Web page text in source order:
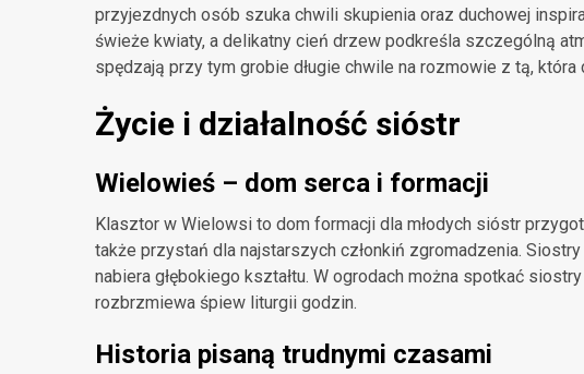
przyjezdnych osób szuka chwili skupienia oraz duchowej
świeże kwiaty, a delikatny cień drzew podkreśla szczególną
spędzają przy tym grobie długie chwile na rozmowie z tą,
Życie i działalność sióstr
Wielowieś – dom serca i formacji
Klasztor w Wielowsi to dom formacji dla młodych sióstr
także przystań dla najstarszych członkiń zgromadzenia.
nabiera głębokiego kształtu. W ogrodach można spotkać
rozbrzmiewa śpiew liturgii godzin.
Historia pisaną trudnymi czasami